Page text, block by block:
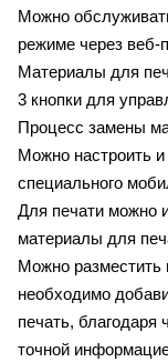
Можно
режиме через веб-
Материалы для
3 кнопки для
Процесс замены
Можно настроить
специального
Для печати можно
материалы для
Можно разместить
необходимо
печать, благодаря
точной